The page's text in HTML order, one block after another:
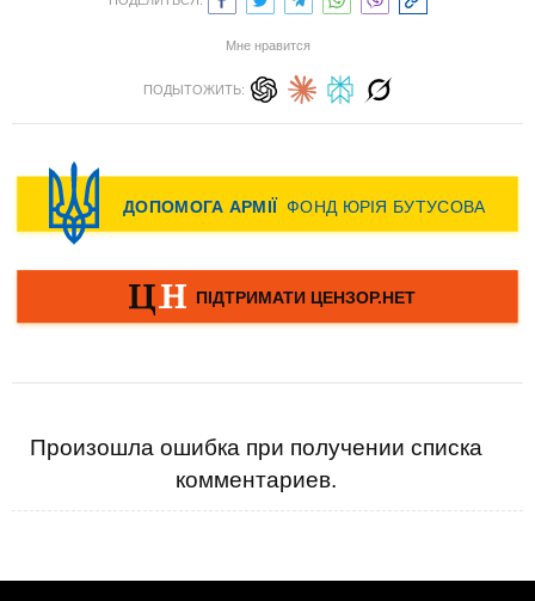
Мне нравится
ПОДЫТОЖИТЬ:
Произошла ошибка при получении списка
комментариев.